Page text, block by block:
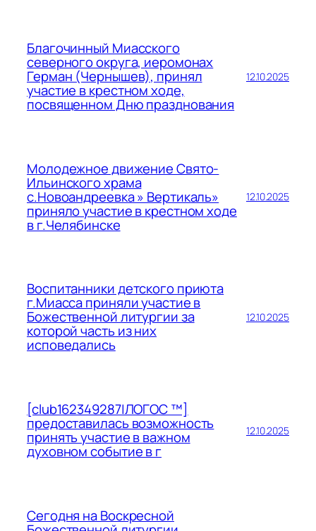
Благочинный Миасского
северного округа, иеромонах
Герман (Чернышев), принял
участие в крестном ходе,
посвященном Дню празднования
12.10.2025
Молодежное движение Свято-
Ильинского храма
с.Новоандреевка » Вертикаль»
приняло участие в крестном ходе
в г.Челябинске
12.10.2025
Воспитанники детского приюта
г.Миасса приняли участие в
Божественной литургии за
которой часть из них
исповедались
12.10.2025
[club162349287|ЛОГОС ™]
предоставилась возможность
принять участие в важном
духовном событие в г
12.10.2025
Сегодня на Воскресной